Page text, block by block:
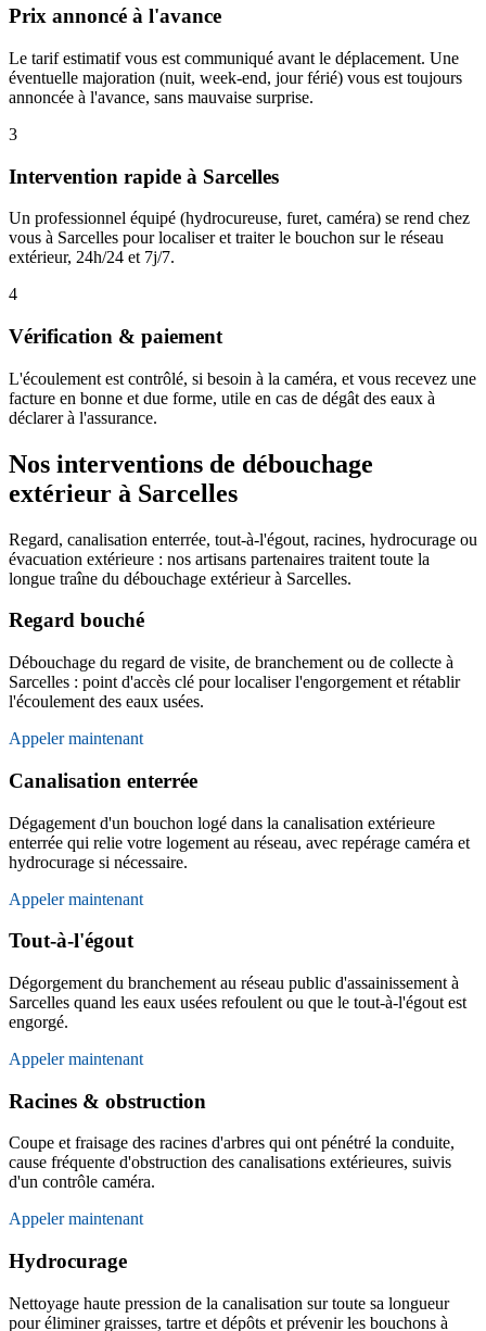
Prix annoncé à l'avance
Le tarif estimatif vous est communiqué avant le déplacement. Une
éventuelle majoration (nuit, week-end, jour férié) vous est toujours
annoncée à l'avance, sans mauvaise surprise.
3
Intervention rapide à Sarcelles
Un professionnel équipé (hydrocureuse, furet, caméra) se rend chez
vous à Sarcelles pour localiser et traiter le bouchon sur le réseau
extérieur, 24h/24 et 7j/7.
4
Vérification & paiement
L'écoulement est contrôlé, si besoin à la caméra, et vous recevez une
facture en bonne et due forme, utile en cas de dégât des eaux à
déclarer à l'assurance.
Nos interventions de débouchage
extérieur à Sarcelles
Regard, canalisation enterrée, tout-à-l'égout, racines, hydrocurage ou
évacuation extérieure : nos artisans partenaires traitent toute la
longue traîne du débouchage extérieur à Sarcelles.
Regard bouché
Débouchage du regard de visite, de branchement ou de collecte à
Sarcelles : point d'accès clé pour localiser l'engorgement et rétablir
l'écoulement des eaux usées.
Appeler maintenant
Canalisation enterrée
Dégagement d'un bouchon logé dans la canalisation extérieure
enterrée qui relie votre logement au réseau, avec repérage caméra et
hydrocurage si nécessaire.
Appeler maintenant
Tout-à-l'égout
Dégorgement du branchement au réseau public d'assainissement à
Sarcelles quand les eaux usées refoulent ou que le tout-à-l'égout est
engorgé.
Appeler maintenant
Racines & obstruction
Coupe et fraisage des racines d'arbres qui ont pénétré la conduite,
cause fréquente d'obstruction des canalisations extérieures, suivis
d'un contrôle caméra.
Appeler maintenant
Hydrocurage
Nettoyage haute pression de la canalisation sur toute sa longueur
pour éliminer graisses, tartre et dépôts et prévenir les bouchons à